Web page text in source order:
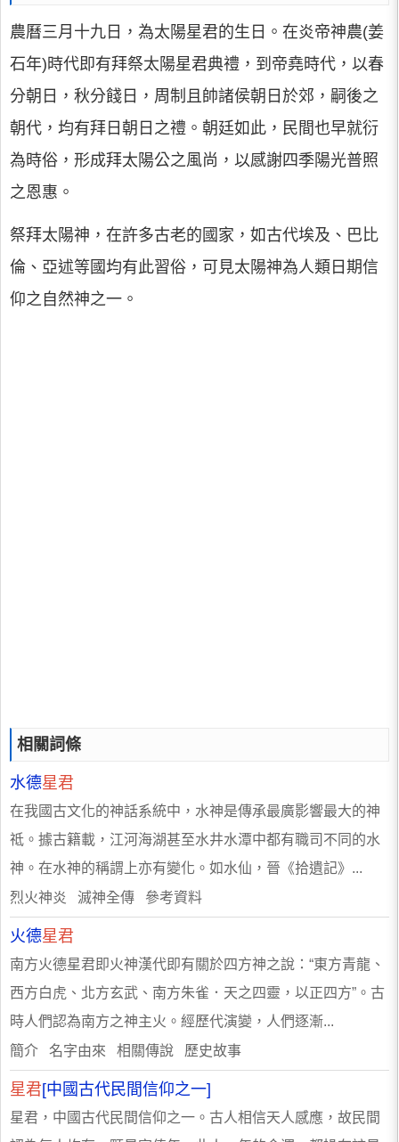
農曆三月十九日，為太陽星君的生日。在炎帝神農(姜
石年)時代即有拜祭太陽星君典禮，到帝堯時代，以春
分朝日，秋分餞日，周制且帥諸侯朝日於郊，嗣後之
朝代，均有拜日朝日之禮。朝廷如此，民間也早就衍
為時俗，形成拜太陽公之風尚，以感謝四季陽光普照
之恩惠。
祭拜太陽神，在許多古老的國家，如古代埃及、巴比
倫、亞述等國均有此習俗，可見太陽神為人類日期信
仰之自然神之一。
相關詞條
水德星君
在我國古文化的神話系統中，水神是傳承最廣影響最大的神
祗。據古籍載，江河海湖甚至水井水潭中都有職司不同的水
神。在水神的稱謂上亦有變化。如水仙，晉《拾遺記》...
烈火神炎 滅神全傳 參考資料
火德星君
南方火德星君即火神漢代即有關於四方神之說：“東方青龍、
西方白虎、北方玄武、南方朱雀．天之四靈，以正四方”。古
時人們認為南方之神主火。經歷代演變，人們逐漸...
簡介 名字由來 相關傳說 歷史故事
星君[中國古代民間信仰之一]
星君，中國古代民間信仰之一。古人相信天人感應，故民間